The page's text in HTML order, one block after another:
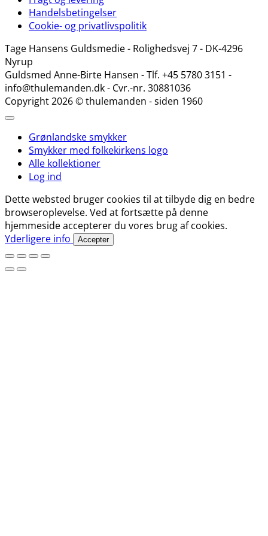
Handelsbetingelser
Cookie- og privatlivspolitik
Tage Hansens Guldsmedie - Rolighedsvej 7 - DK-4296
Nyrup
Guldsmed Anne-Birte Hansen - Tlf. +45 5780 3151 -
info@thulemanden.dk - Cvr.-nr. 30881036
Copyright 2026 © thulemanden - siden 1960
Grønlandske smykker
Smykker med folkekirkens logo
Alle kollektioner
Log ind
Dette websted bruger cookies til at tilbyde dig en bedre
browseroplevelse. Ved at fortsætte på denne
hjemmeside accepterer du vores brug af cookies.
Yderligere info
Accepter